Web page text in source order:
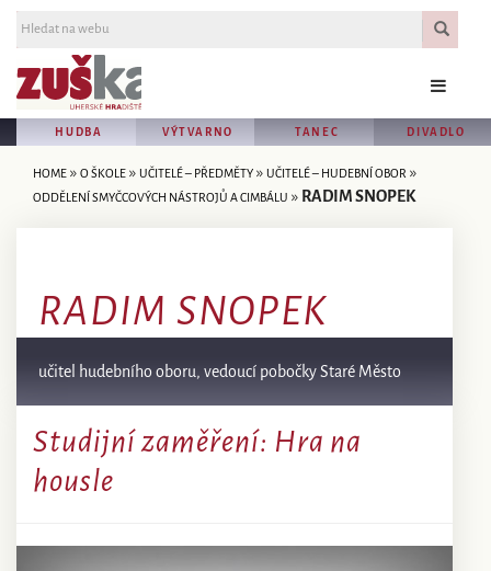
HUDBA VÝTVARNO TANEC DIVADLO
HOME » O ŠKOLE » UČITELÉ – PŘEDMĚTY » UČITELÉ – HUDEBNÍ OBOR »
ODDĚLENÍ SMYČCOVÝCH NÁSTROJŮ A CIMBÁLU » RADIM SNOPEK
RADIM SNOPEK
učitel hudebního oboru, vedoucí pobočky Staré Město
Studijní zaměření: Hra na
housle